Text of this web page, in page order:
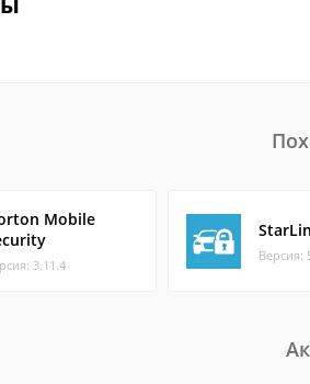
Mobile
3.11.4
Версия: